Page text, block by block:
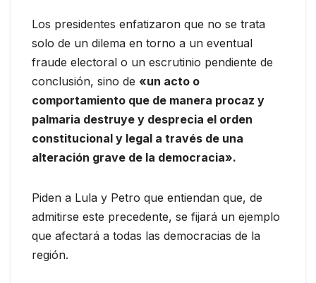
Los presidentes enfatizaron que no se trata
solo de un dilema en torno a un eventual
fraude electoral o un escrutinio pendiente de
conclusión, sino de «un acto o
comportamiento que de manera procaz y
palmaria destruye y desprecia el orden
constitucional y legal a través de una
alteración grave de la democracia».
Piden a Lula y Petro que entiendan que, de
admitirse este precedente, se fijará un ejemplo
que afectará a todas las democracias de la
región.